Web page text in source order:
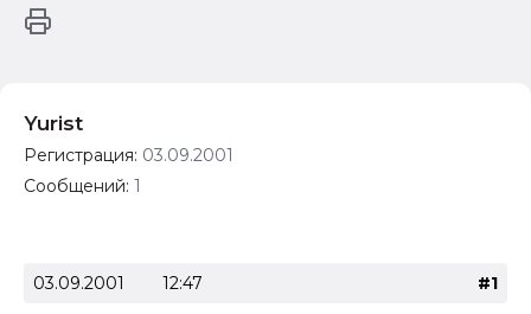
Yurist
Регистрация: 03.09.2001
Сообщений: 1
03.09.2001 12:47 #1